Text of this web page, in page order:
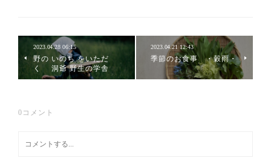
2023.04.28 06:15
野の いのち をいただ
く 洞爺 野生の学舎
2023.04.21 12:43
季節のお食事 ・穀雨・
0 コメント